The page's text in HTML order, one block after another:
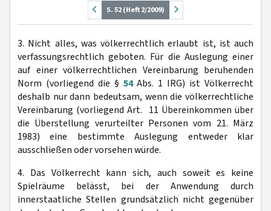
S. 52 (Heft 2/2009)
3. Nicht alles, was völkerrechtlich erlaubt ist, ist auch
verfassungsrechtlich geboten. Für die Auslegung einer
auf einer völkerrechtlichen Vereinbarung beruhenden
Norm (vorliegend die § 54Abs. 1 IRG) ist Völkerrecht
deshalb nur dann bedeutsam, wenn die völkerrechtliche
Vereinbarung (vorliegend Art. 11 Übereinkommen über
die Überstellung verurteilter Personen vom 21. März
1983) eine bestimmte Auslegung entweder klar
ausschließen oder vorsehen würde.
4. Das Völkerrecht kann sich, auch soweit es keine
Spielräume belässt, bei der Anwendung durch
innerstaatliche Stellen grundsätzlich nicht gegenüber